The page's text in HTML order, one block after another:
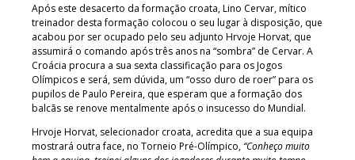
Após este desacerto da formação croata, Lino Cervar, mítico
treinador desta formação colocou o seu lugar à disposição, que
acabou por ser ocupado pelo seu adjunto Hrvoje Horvat, que
assumirá o comando após três anos na “sombra” de Cervar. A
Croácia procura a sua sexta classificação para os Jogos
Olímpicos e será, sem dúvida, um “osso duro de roer” para os
pupilos de Paulo Pereira, que esperam que a formação dos
balcãs se renove mentalmente após o insucesso do Mundial.
Hrvoje Horvat, selecionador croata, acredita que a sua equipa
mostrará outra face, no Torneio Pré-Olímpico,“Conheço muito